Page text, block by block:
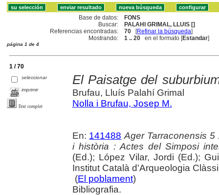
Base de datos:
FONS
Buscar:
PALAHI GRIMAL, LLUIS []
Referencias encontradas:
70 [Refinar la búsqueda]
Mostrando:
1 .. 20 en el formato [Estandar]
página 1 de 4
1 / 70
seleccionar
imprimir
Text complet
El Paisatge del
Brufau, Lluís Palahí Grimal
Nolla i Brufau, Josep M.
En: 141488 Ager Tarraconensis
i història : Actes del Simposi
(Ed.); López Vilar, Jordi (Ed.);
Institut Català d'Arqueologia
(El poblament)
Bibliografia.